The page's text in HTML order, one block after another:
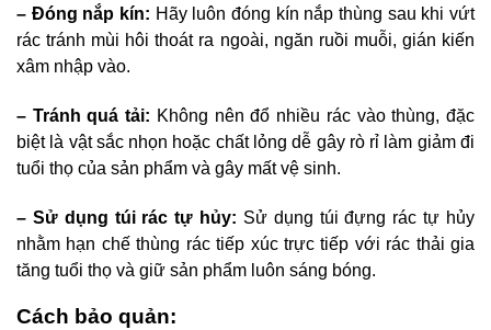
– Đóng nắp kín: Hãy luôn đóng kín nắp thùng sau khi vứt
rác tránh mùi hôi thoát ra ngoài, ngăn ruồi muỗi, gián kiến
xâm nhập vào.
– Tránh quá tải: Không nên đổ nhiều rác vào thùng, đặc
biệt là vật sắc nhọn hoặc chất lỏng dễ gây rò rỉ làm giảm đi
tuổi thọ của sản phẩm và gây mất vệ sinh.
– Sử dụng túi rác tự hủy: Sử dụng túi đựng rác tự hủy
nhằm hạn chế thùng rác tiếp xúc trực tiếp với rác thải gia
tăng tuổi thọ và giữ sản phẩm luôn sáng bóng.
Cách bảo quản: